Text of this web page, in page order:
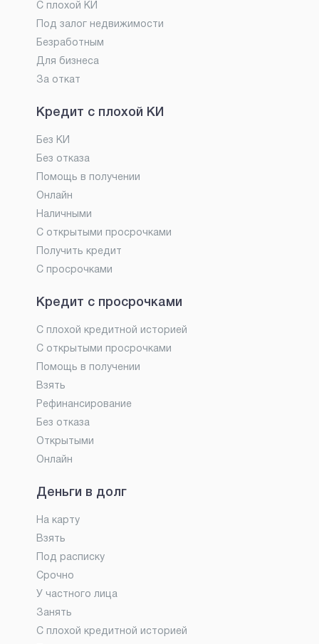
С плохой КИ
Под залог недвижимости
Безработным
Для бизнеса
За откат
Кредит с плохой КИ
Без КИ
Без отказа
Помощь в получении
Онлайн
Наличными
С открытыми просрочками
Получить кредит
С просрочками
Кредит с просрочками
С плохой кредитной историей
С открытыми просрочками
Помощь в получении
Взять
Рефинансирование
Без отказа
Открытыми
Онлайн
Деньги в долг
На карту
Взять
Под расписку
Срочно
У частного лица
Занять
С плохой кредитной историей